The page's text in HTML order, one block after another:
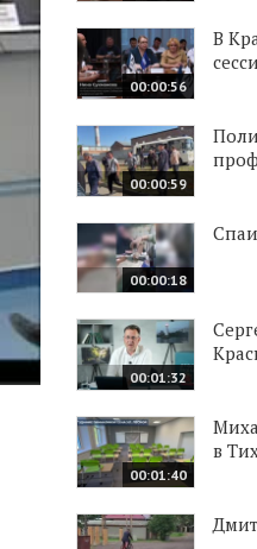
00:00:56
В
00:00:59
00:00:18
00:01:32
00:01:40
в